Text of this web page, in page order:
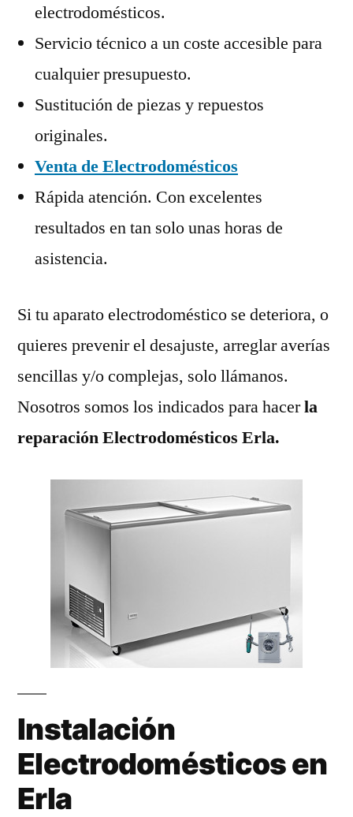
electrodomésticos.
Servicio técnico a un coste accesible para
cualquier presupuesto.
Sustitución de piezas y repuestos
originales.
Venta de Electrodomésticos
Rápida atención. Con excelentes
resultados en tan solo unas horas de
asistencia.
Si tu aparato electrodoméstico se deteriora, o
quieres prevenir el desajuste, arreglar averías
sencillas y/o complejas, solo llámanos.
Nosotros somos los indicados para hacerla
reparación Electrodomésticos Erla.
Instalación
Electrodomésticos en
Erla